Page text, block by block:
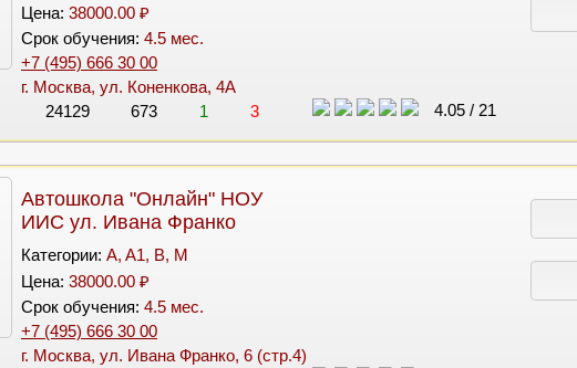
Цена: 38000.00 ₽
Срок обучения: 4.5 мес.
+7 (495) 666 30 00
г. Москва, ул. Коненкова, 4А
24129
673 1 3 4.05/ 21
Автошкола "Онлайн" НОУ
ИИС ул. Ивана Франко
Категории: A, A1, B, M
Цена: 38000.00 ₽
Срок обучения: 4.5 мес.
+7 (495) 666 30 00
г. Москва, ул. Ивана Франко, 6 (стр.4)